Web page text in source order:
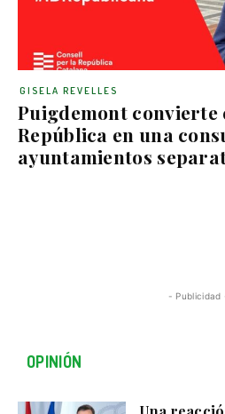
Puigdemont convierte
República en una
ayuntamientos
GISELA REVELLES
- Publicidad
OPINIÓN